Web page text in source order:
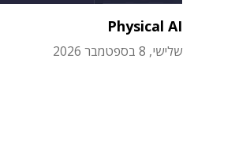
Physical AI
שלישי, 8 בספטמבר 2026